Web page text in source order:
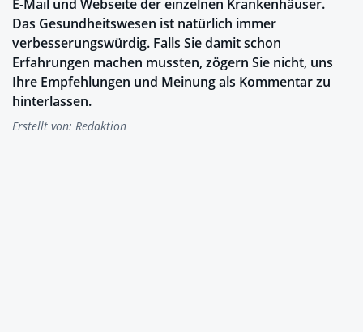
E-Mail und Webseite der einzelnen Krankenhäuser.
Das Gesundheitswesen ist natürlich immer
verbesserungswürdig. Falls Sie damit schon
Erfahrungen machen mussten, zögern Sie nicht, uns
Ihre Empfehlungen und Meinung als Kommentar zu
hinterlassen.
Erstellt von: Redaktion